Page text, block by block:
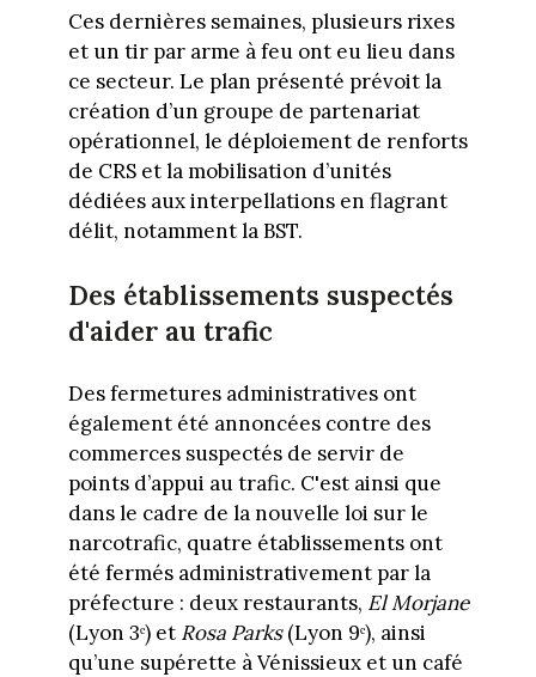
Ces dernières semaines, plusieurs rixes
et un tir par arme à feu ont eu lieu dans
ce secteur. Le plan présenté prévoit la
création d’un groupe de partenariat
opérationnel, le déploiement de renforts
de CRS et la mobilisation d’unités
dédiées aux interpellations en flagrant
délit, notamment la BST.
Des établissements suspectés
d'aider au trafic
Des fermetures administratives ont
également été annoncées contre des
commerces suspectés de servir de
points d’appui au trafic. C'est ainsi que
dans le cadre de la nouvelle loi sur le
narcotrafic, quatre établissements ont
été fermés administrativement par la
préfecture : deux restaurants, El Morjane
(Lyon 3ᵉ) et Rosa Parks(Lyon 9ᵉ), ainsi
qu’une supérette à Vénissieux et un café